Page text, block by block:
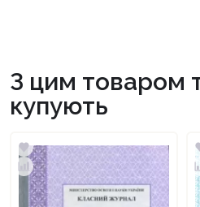
З цим товаром
купують